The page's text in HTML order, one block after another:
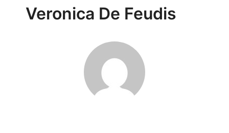
Veronica De Feudis